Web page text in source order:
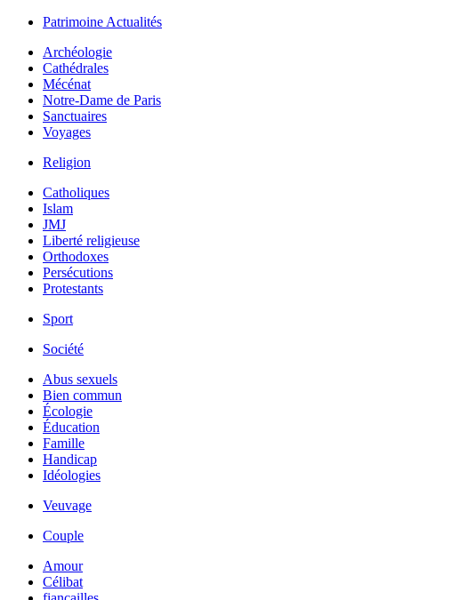
Patrimoine Actualités
Archéologie
Cathédrales
Mécénat
Notre-Dame de Paris
Sanctuaires
Voyages
Religion
Catholiques
Islam
JMJ
Liberté religieuse
Orthodoxes
Persécutions
Protestants
Sport
Société
Abus sexuels
Bien commun
Écologie
Éducation
Famille
Handicap
Idéologies
Veuvage
Couple
Amour
Célibat